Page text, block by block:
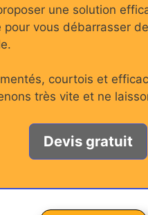
une solution
pour vous débarrasser
courtois et
très vite et ne
Devis gratuit